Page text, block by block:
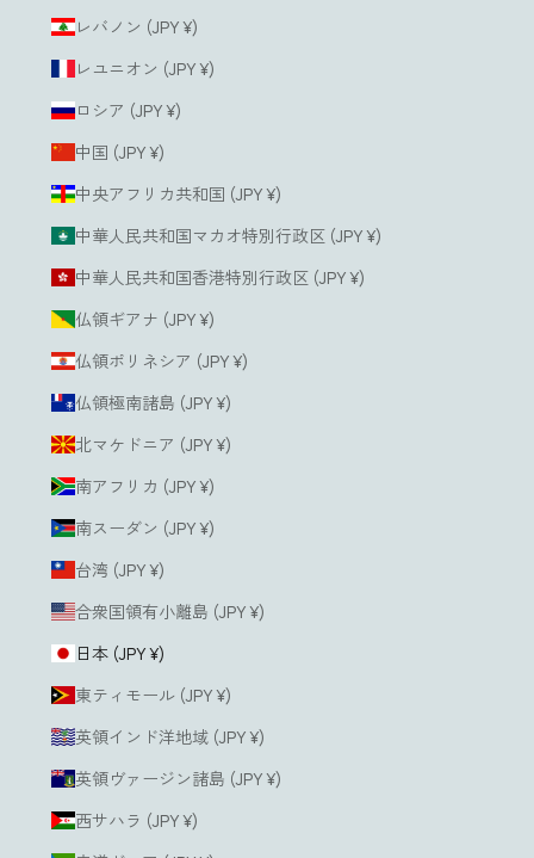
レバノン (JPY ¥)
レユニオン (JPY ¥)
ロシア (JPY ¥)
中国 (JPY ¥)
中央アフリカ共和国 (JPY ¥)
中華人民共和国マカオ特別行政区 (JPY ¥)
中華人民共和国香港特別行政区 (JPY ¥)
仏領ギアナ (JPY ¥)
仏領ポリネシア (JPY ¥)
仏領極南諸島 (JPY ¥)
北マケドニア (JPY ¥)
南アフリカ (JPY ¥)
南スーダン (JPY ¥)
台湾 (JPY ¥)
合衆国領有小離島 (JPY ¥)
日本 (JPY ¥)
東ティモール (JPY ¥)
英領インド洋地域 (JPY ¥)
英領ヴァージン諸島 (JPY ¥)
西サハラ (JPY ¥)